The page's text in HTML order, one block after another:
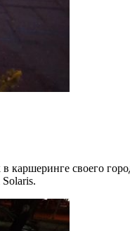
каршеринге своего